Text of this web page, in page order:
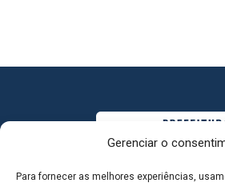
Gerenciar o
Para fornecer as melhores experiências,